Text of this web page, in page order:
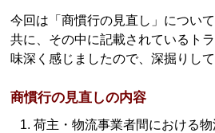
今回は「商慣行の見直し」につい
共に、その中に記載されているト
味深く感じましたので、深掘りし
商慣行の見直しの内容
荷主・物流事業者間における